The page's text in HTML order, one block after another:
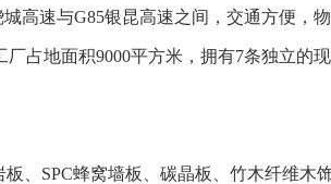
高速与G85银昆高速之间，交通方便，
占地面积9000平方米，拥有7条独立的
板 SPC蜂窝墙板 碳晶板 竹木纤维木